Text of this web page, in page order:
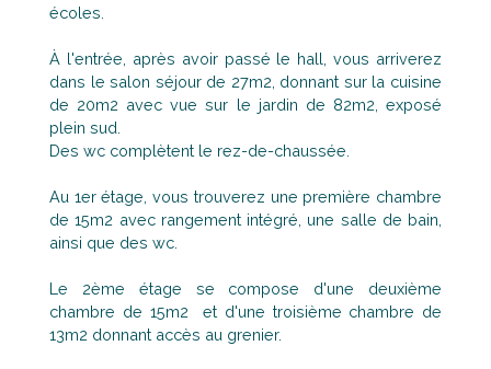
écoles.
À l'entrée, après avoir passé le hall, vous arriverez
dans le salon séjour de 27m2, donnant sur la cuisine
de 20m2 avec vue sur le jardin de 82m2, exposé
plein sud.
Des wc complètent le rez-de-chaussée.
Au 1er étage, vous trouverez une première chambre
de 15m2 avec rangement intégré, une salle de bain,
ainsi que des wc.
Le 2ème étage se compose d'une deuxième
chambre de 15m2 et d'une troisième chambre de
13m2 donnant accès au grenier.